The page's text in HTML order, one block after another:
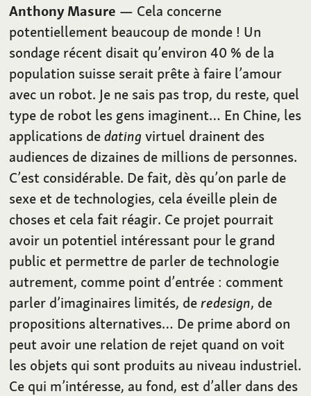
Anthony Masure — Cela concerne
potentiellement beaucoup de monde ! Un
sondage récent disait qu’environ 40 % de la
population suisse serait prête à faire l’amour
avec un robot. Je ne sais pas trop, du reste, quel
type de robot les gens imaginent… En Chine, les
applications dedatingvirtuel drainent des
audiences de dizaines de millions de personnes.
C’est considérable. De fait, dès qu’on parle de
sexe et de technologies, cela éveille plein de
choses et cela fait réagir. Ce projet pourrait
avoir un potentiel intéressant pour le grand
public et permettre de parler de technologie
autrement, comme point d’entrée : comment
parler d’imaginaires limités, deredesign, de
propositions alternatives… De prime abord on
peut avoir une relation de rejet quand on voit
les objets qui sont produits au niveau industriel.
Ce qui m’intéresse, au fond, est d’aller dans des